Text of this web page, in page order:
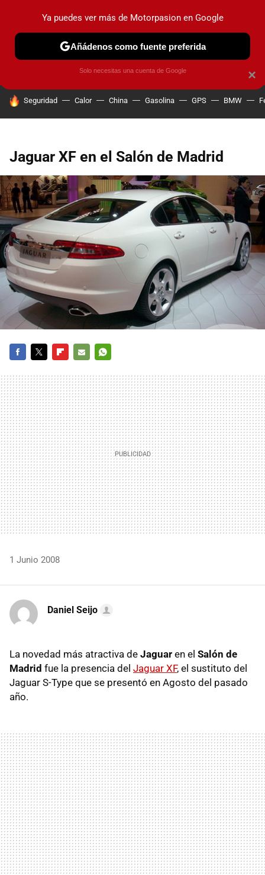
PRUEBAS COCHES ELÉCTRICOS OBSERVATORIO
HOY SE HABLA DE
Seguridad Calor China Gasolina GPS BMW
Jaguar XF en el Salón de Madrid
MAIL
1 Junio 2008
Daniel Seijo
La novedad más atractiva de Jaguar en el Salón de
Madrid fue la presencia del Jaguar XF, el sustituto del
Jaguar S-Type que se presentó en Agosto del pasado
año.
×
Ya puedes ver más de Motorpasion en Google
Añádenos como fuente preferida
Solo necesitas una cuenta de Google